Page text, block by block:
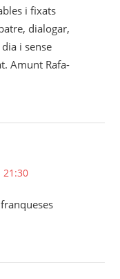
i fixats
dialogar,
i sense
Amunt Rafa-
21:30